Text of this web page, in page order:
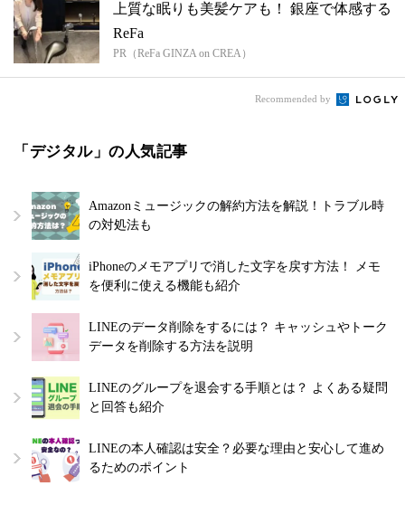
上質な眠りも美髪ケアも！ 銀座で体感する
ReFa
PR（ReFa GINZA on CREA）
Recommended by
「デジタル」の人気記事
Amazonミュージックの解約方法を解説！トラブル時
の対処法も
iPhoneのメモアプリで消した文字を戻す方法！ メモ
を便利に使える機能も紹介
LINEのデータ削除をするには？ キャッシュやトーク
データを削除する方法を説明
LINEのグループを退会する手順とは？ よくある疑問
と回答も紹介
LINEの本人確認は安全？必要な理由と安心して進め
るためのポイント